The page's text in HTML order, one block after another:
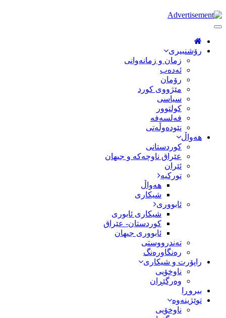
Toggle
Navigation
رۆشنبیری
زمان و زمانه‌وانی
ئەدەب
رۆمان
مێژووى کورد
سیاسى
کولتوور
فەلسەفە
نێودەوڵەتی
هەواڵ
کوردستانی
عێراق ناوچەکە و جیهان
ئێران
تورکیە
هەواڵ
شیکاری
ئابووری
شیکاری ئابوری
کوردستان- عێراق
ئابووری جیهان
تەندرووستی
رەنگاورەنگ
راپۆرت و شیکاری
ناوخۆیی
وەرگێڕان
بیروڕا
توێژینەوە
ناوخۆیی